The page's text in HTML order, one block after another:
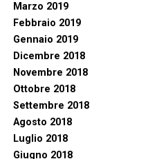
Marzo 2019
Febbraio 2019
Gennaio 2019
Dicembre 2018
Novembre 2018
Ottobre 2018
Settembre 2018
Agosto 2018
Luglio 2018
Giugno 2018